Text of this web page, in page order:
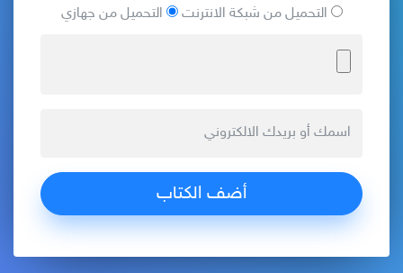
التحميل من شبكة الانترنت التحميل من جهازي